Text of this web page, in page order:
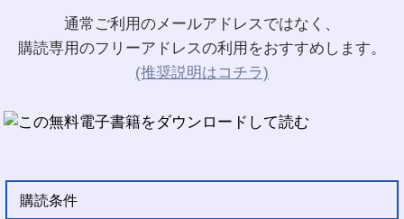
通常ご利用のメールアドレスではなく、
購読専用のフリーアドレスの利用をおすすめします。
(推奨説明はコチラ)
購読条件